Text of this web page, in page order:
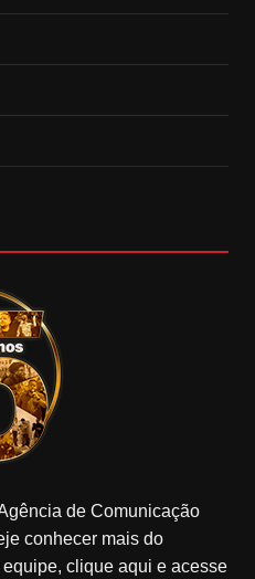
de Comunicação
conhecer mais do
clique aqui e acesse